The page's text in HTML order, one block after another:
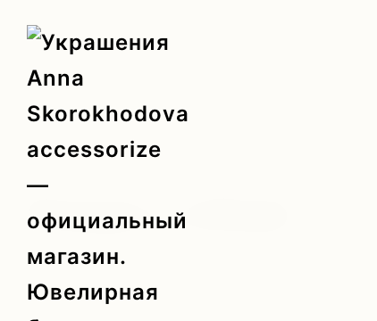
Главная / by SKOROKHODOVA
Чокеры с губами
Показаны все результаты (4)